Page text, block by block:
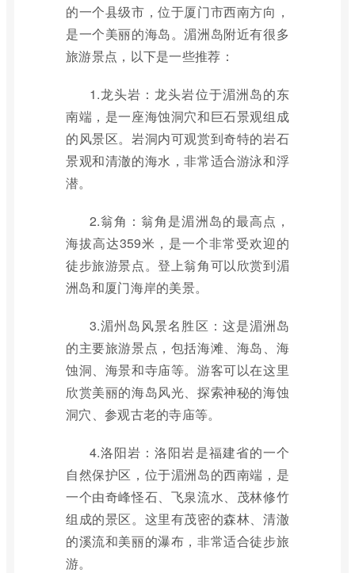
的一个县级市，位于厦门市西南方向，
是一个美丽的海岛。湄洲岛附近有很多
旅游景点，以下是一些推荐：
1.龙头岩：龙头岩位于湄洲岛的东
南端，是一座海蚀洞穴和巨石景观组成
的风景区。岩洞内可观赏到奇特的岩石
景观和清澈的海水，非常适合游泳和浮
潜。
2.翁角：翁角是湄洲岛的最高点，
海拔高达359米，是一个非常受欢迎的
徒步旅游景点。登上翁角可以欣赏到湄
洲岛和厦门海岸的美景。
3.湄州岛风景名胜区：这是湄洲岛
的主要旅游景点，包括海滩、海岛、海
蚀洞、海景和寺庙等。游客可以在这里
欣赏美丽的海岛风光、探索神秘的海蚀
洞穴、参观古老的寺庙等。
4.洛阳岩：洛阳岩是福建省的一个
自然保护区，位于湄洲岛的西南端，是
一个由奇峰怪石、飞泉流水、茂林修竹
组成的景区。这里有茂密的森林、清澈
的溪流和美丽的瀑布，非常适合徒步旅
游。